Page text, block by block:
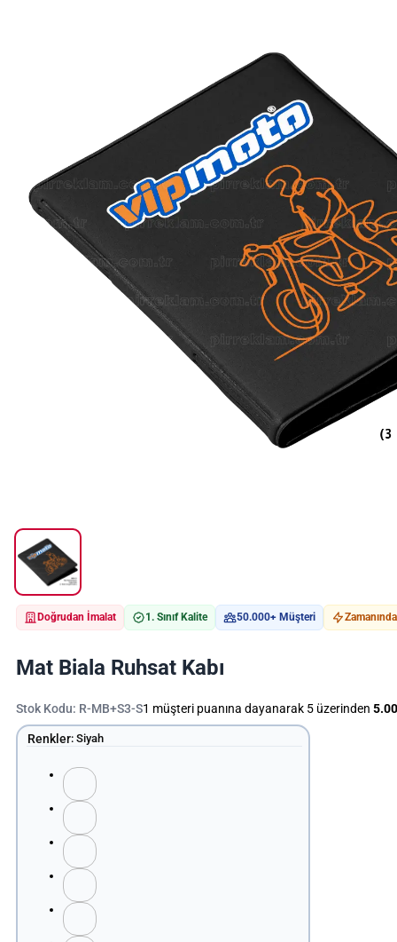
Doğrudan İmalat 1. Sınıf Kalite 50.000+ Müşteri
Mat Biala Ruhsat Kabı
Stok Kodu: R-MB+S3-S1 müşteri puanına dayanarak 5 üzerinden 5.00
Renkler:Siyah